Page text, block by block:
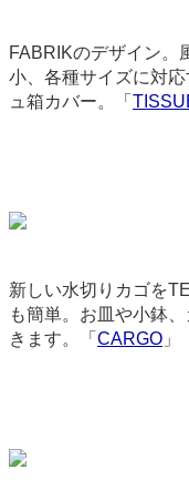
FABRIKのデザイン。
小、各種サイズに対
ュ箱カバー。「
新しい水切りカゴを
も簡単。お皿や小鉢
きます。「 CARGO 」